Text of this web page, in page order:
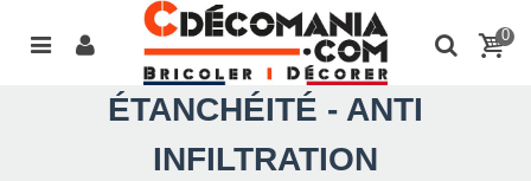
0
ÉTANCHÉITÉ - ANTI
INFILTRATION